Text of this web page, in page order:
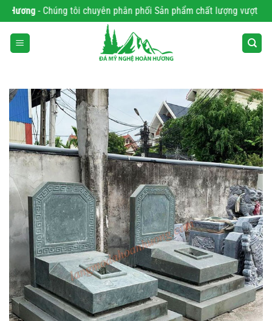
qua
nội
dung
- Chúng tôi chuyên phân phối Sản phẩm chất lượng vượt